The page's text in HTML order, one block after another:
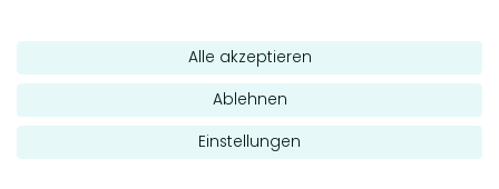
Alle akzeptieren
Ablehnen
Einstellungen